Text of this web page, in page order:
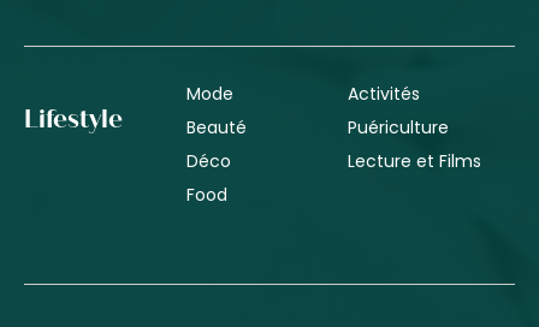
Lifestyle
Mode
Beauté
Déco
Food
Activités
Puériculture
Lecture et Films